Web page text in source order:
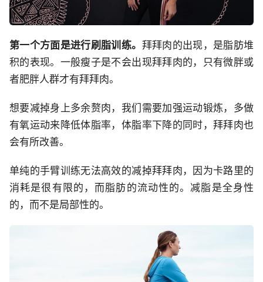
第一个方面是进行刷脂训练。 拜拜肉的出现，是脂肪堆
积的表现。一般瘦子是不会出现拜拜肉的，只有微胖或
者肥胖人群才有拜拜肉。
想要减掉身上多余赘肉，我们需要加强运动锻炼，多做
有氧运动来降低体脂率，体脂率下降的同时，拜拜肉也
会有所改善。
单纯的手臂训练无法高效的减掉拜拜肉，因为卡路里的
消耗是很有限的，而脂肪的流动性的。减脂是全身性
的，而不是局部性的。